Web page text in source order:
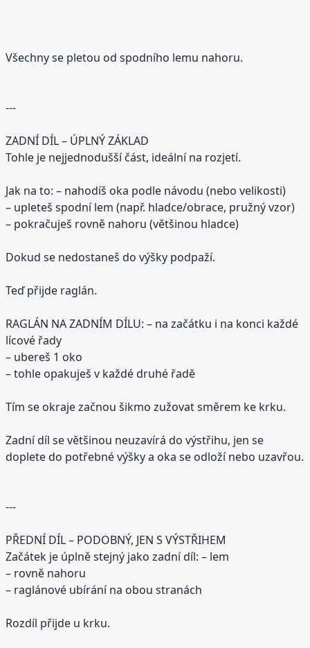
Všechny se pletou od spodního lemu nahoru.
---
ZADNÍ DÍL – ÚPLNÝ ZÁKLAD
Tohle je nejjednodušší část, ideální na rozjetí.
Jak na to: – nahodíš oka podle návodu (nebo velikosti)
– upleteš spodní lem (např. hladce/obrace, pružný vzor)
– pokračuješ rovně nahoru (většinou hladce)
Dokud se nedostaneš do výšky podpaží.
Teď přijde raglán.
RAGLÁN NA ZADNÍM DÍLU: – na začátku i na konci každé
lícové řady
– ubereš 1 oko
– tohle opakuješ v každé druhé řadě
Tím se okraje začnou šikmo zužovat směrem ke krku.
Zadní díl se většinou neuzavírá do výstřihu, jen se
doplete do potřebné výšky a oka se odloží nebo uzavřou.
---
PŘEDNÍ DÍL – PODOBNÝ, JEN S VÝSTŘIHEM
Začátek je úplně stejný jako zadní díl: – lem
– rovně nahoru
– raglánové ubírání na obou stranách
Rozdíl přijde u krku.